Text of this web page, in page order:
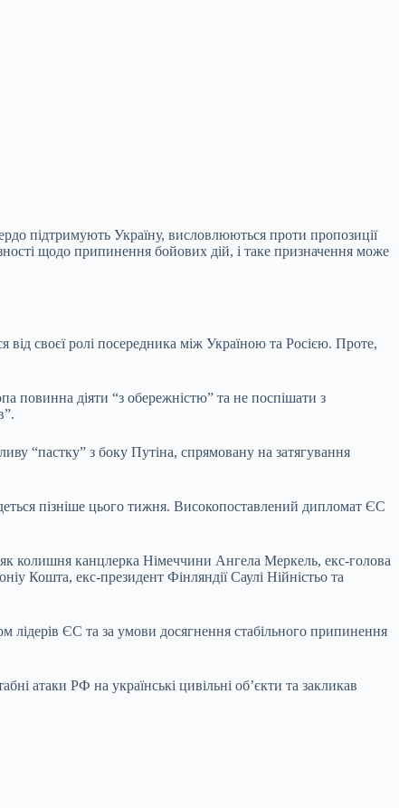
підтримують Україну, висловлюються проти пропозиції
щодо припинення бойових дій, і таке призначення може
своєї ролі посередника між Україною та Росією. Проте,
повинна діяти “з обережністю” та не поспішати з
“пастку” з боку Путіна, спрямовану на затягування
пізніше цього тижня. Високопоставлений дипломат ЄС
колишня канцлерка Німеччини Ангела Меркель, екс-голова
Кошта, екс-президент Фінляндії Саулі Нійністьо та
лідерів ЄС та за умови досягнення стабільного припинення
атаки РФ на українські цивільні об’єкти та закликав